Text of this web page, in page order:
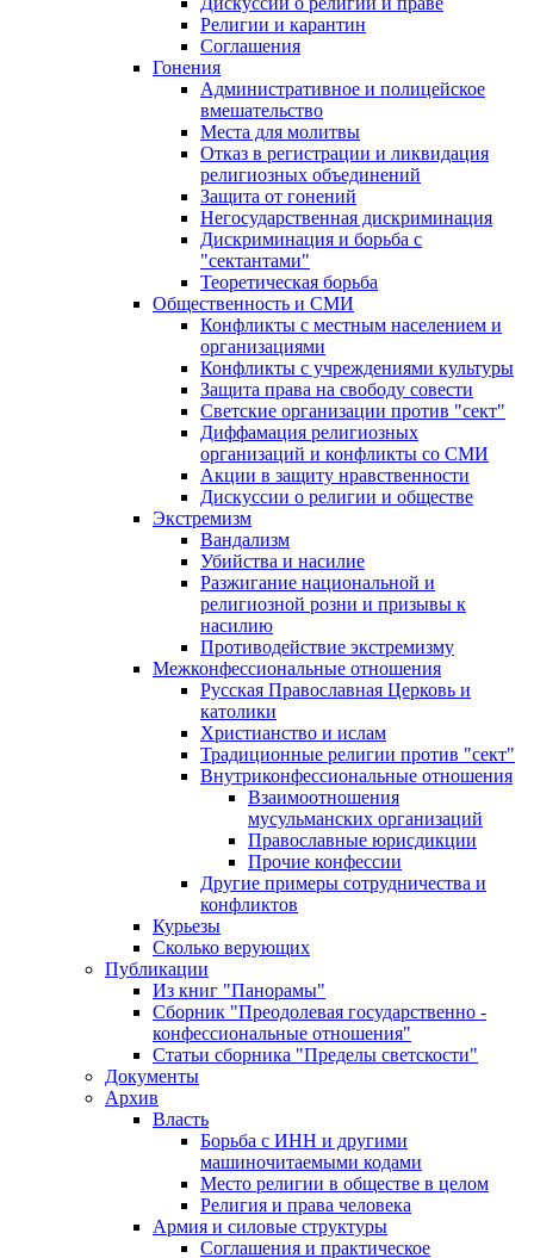
Религии и карантин
Соглашения
Гонения
Административное и полицейское
вмешательство
Места для молитвы
Отказ в регистрации и ликвидация
религиозных объединений
Защита от гонений
Негосударственная дискриминация
Дискриминация и борьба с
"сектантами"
Теоретическая борьба
Общественность и СМИ
Конфликты с местным населением и
организациями
Конфликты с учреждениями культуры
Защита права на свободу совести
Светские организации против "сект"
Диффамация религиозных
организаций и конфликты со СМИ
Акции в защиту нравственности
Дискуссии о религии и обществе
Экстремизм
Вандализм
Убийства и насилие
Разжигание национальной и
религиозной розни и призывы к
насилию
Противодействие экстремизму
Межконфессиональные отношения
Русская Православная Церковь и
католики
Христианство и ислам
Традиционные религии против "сект"
Внутриконфессиональные отношения
Взаимоотношения
мусульманских организаций
Православные юрисдикции
Прочие конфессии
Другие примеры сотрудничества и
конфликтов
Курьезы
Сколько верующих
Публикации
Из книг "Панорамы"
Сборник "Преодолевая государственно -
конфессиональные отношения"
Статьи сборника "Пределы светскости"
Документы
Архив
Власть
Борьба с ИНН и другими
машиночитаемыми кодами
Место религии в обществе в целом
Религия и права человека
Армия и силовые структуры
Соглашения и практическое